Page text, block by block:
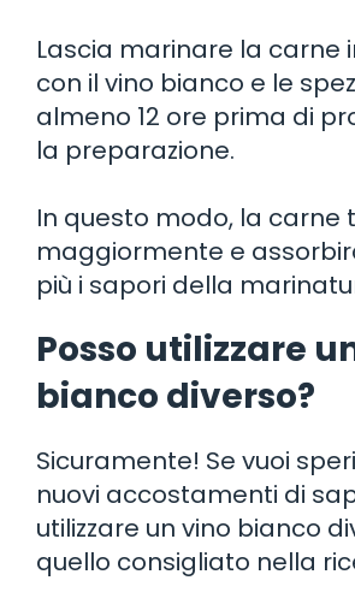
Lascia marinare la carne
con il vino bianco e le
almeno 12 ore prima di
la preparazione.
In questo modo, la carne
maggiormente e
più i sapori della
Posso utilizzare
bianco diverso?
Sicuramente! Se vuoi
nuovi accostamenti di
utilizzare un vino bianco
quello consigliato nella